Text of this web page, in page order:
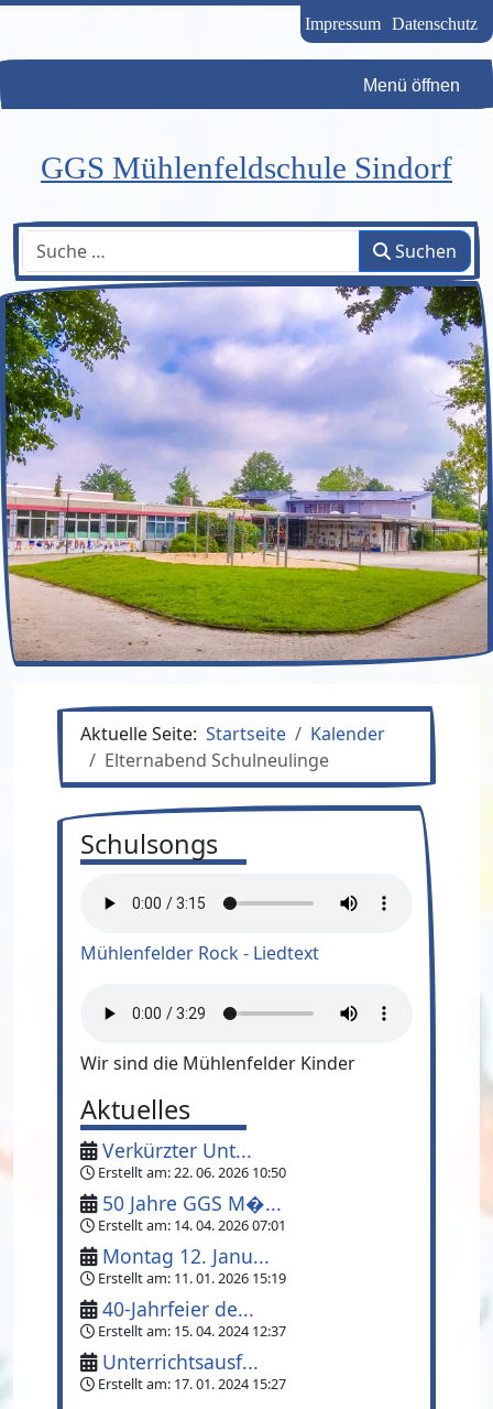
Impressum Datenschutz
Menü öffnen
GGS Mühlenfeldschule Sindorf
Suchen Suchen
Aktuelle Seite: Startseite
Kalender
Elternabend Schulneulinge
Schulsongs
Mühlenfelder Rock - Liedtext
Wir sind die Mühlenfelder Kinder
Aktuelles
Verkürzter Unt...
Erstellt am:22. 06. 2026 10:50
50 Jahre GGS M�...
Erstellt am: 14. 04. 2026 07:01
Montag 12. Janu...
Erstellt am: 11. 01. 2026 15:19
40-Jahrfeier de...
Erstellt am: 15. 04. 2024 12:37
Unterrichtsausf...
Erstellt am: 17. 01. 2024 15:27